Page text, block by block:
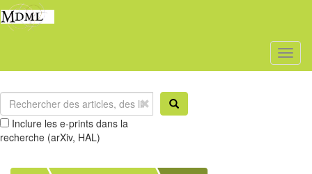
Inclure les e-prints dans la
recherche (arXiv, HAL)